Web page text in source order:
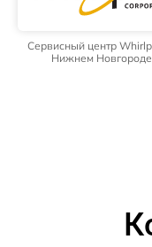
Сервисный центр
Нижнем Новгороде